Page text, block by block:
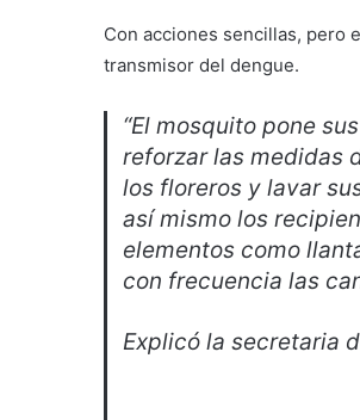
Con acciones sencillas, pero
transmisor del dengue.
“El mosquito pone
reforzar las medidas
los floreros y lavar
así mismo los
elementos como
con frecuencia las
Explicó la secretaria